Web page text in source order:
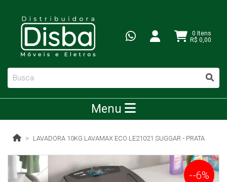
0 Itens
R$ 0,00
Menu
LAVADORA 10KG LAVAMAX ECO LE21021 SUGGAR - PRATA
--6%